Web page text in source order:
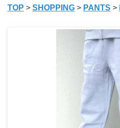
TOP > SHOPPING > PANTS >